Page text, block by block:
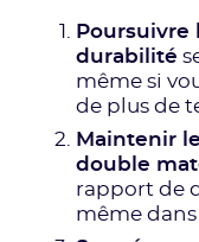
Poursuivre
durabilité
même si
de plus de
Maintenir
double
rapport de
même dans